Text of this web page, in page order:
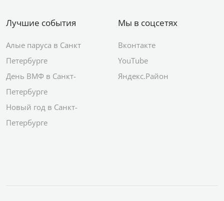
Лучшие события
Алые паруса в Санкт
Петербурге
День ВМФ в Санкт-
Петербурге
Новый год в Санкт-
Петербурге
Мы в соцсетях
Вконтакте
YouTube
Яндекс.Район